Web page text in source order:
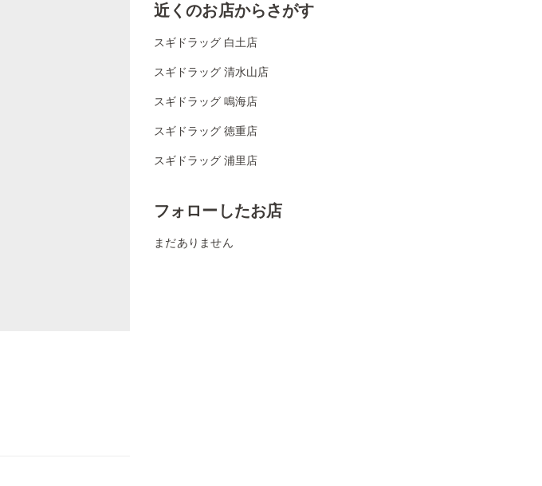
近くのお店からさがす
スギドラッグ 白土店
スギドラッグ 清水山店
スギドラッグ 鳴海店
スギドラッグ 徳重店
スギドラッグ 浦里店
フォローしたお店
まだありません